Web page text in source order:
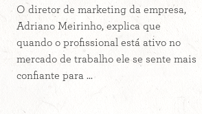
O diretor de marketing da empresa,
Adriano Meirinho, explica que
quando o profissional está ativo no
mercado de trabalho ele se sente mais
confiante para ...